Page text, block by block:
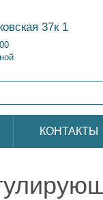
37к 1
КОНТАКТЫ